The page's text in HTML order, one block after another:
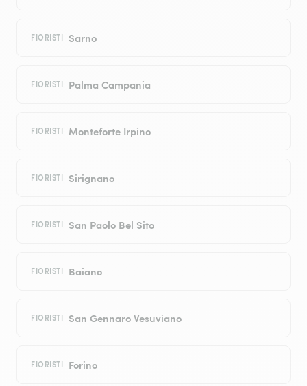
FIORISTI Sarno
FIORISTI Palma Campania
FIORISTI Monteforte Irpino
FIORISTI Sirignano
FIORISTI San Paolo Bel Sito
FIORISTI Baiano
FIORISTI San Gennaro Vesuviano
FIORISTI Forino